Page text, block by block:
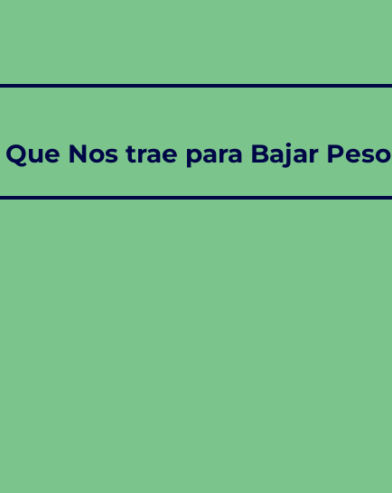
Nos trae para Bajar Peso